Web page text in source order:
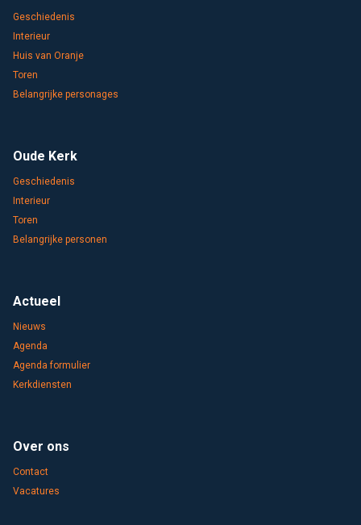
Geschiedenis
Interieur
Huis van Oranje
Toren
Belangrijke personages
Oude Kerk
Geschiedenis
Interieur
Toren
Belangrijke personen
Actueel
Nieuws
Agenda
Agenda formulier
Kerkdiensten
Over ons
Contact
Vacatures